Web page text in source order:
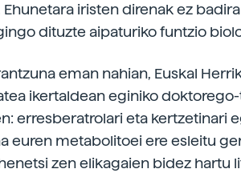
Ehunetara iristen direnak ez
dituzte aipaturiko funtzio
eman nahian, Euskal
ikertaldean eginiko
erresberatrolari eta kertzetinari
euren metabolitoei ere esleitu
zen elikagaien bidez hartu